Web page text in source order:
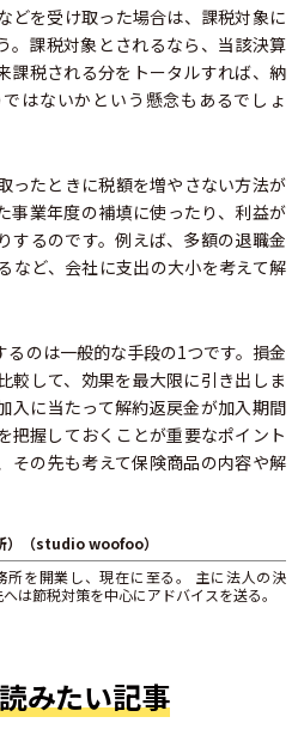
どを受け取った場合は、課税対象に
。課税対象とされるなら、当該決算
課税される分をトータルすれば、納
はないかという懸念もあるでしょ
ったときに税額を増やさない方法が
事業年度の補填に使ったり、利益が
するのです。例えば、多額の退職金
など、会社に支出の大小を考えて解
のは一般的な手段の1つです。損金
較して、効果を最大限に引き出しま
入に当たって解約返戻金が加入期間
把握しておくことが重要なポイント
その先も考えて保険商品の内容や解
）（studio woofoo）
を開業し、現在に至る。 主に法人の決
は節税対策を中心にアドバイスを送る。
みたい記事